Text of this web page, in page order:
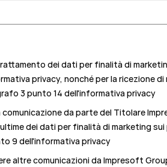
dei dati per finalità di
privacy, nonché per la ricezione
3 punto 14 dell'informativa privacy
da parte del Titolare
dei dati per finalità di marketing
9 dell'informativa privacy
altre comunicazioni da Impresoft